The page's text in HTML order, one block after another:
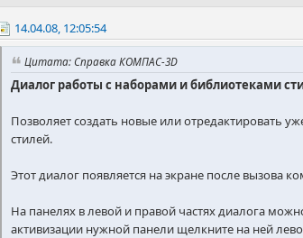
14.04.08, 12:05:54
Цитата: Справка КОМПАС-3D
Диалог работы с наборами и библиотеками
Позволяет создать новые или отредактировать
стилей.
Этот диалог появляется на экране после вызова
На панелях в левой и правой частях диалога
активизации нужной панели щелкните на ней